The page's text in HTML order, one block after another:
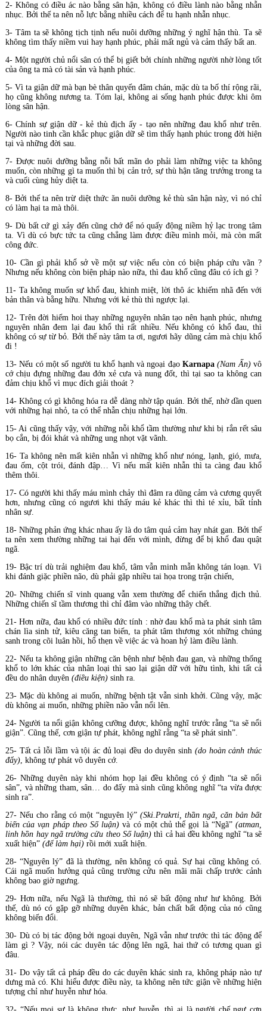
2- Không có điều ác nào bằng sân hận, không có điều lành nào bằng nhẫn
nhục. Bởi thế ta nên nỗ lực bằng nhiều cách để tu hạnh nhẫn nhục.
3- Tâm ta sẽ không tịch tịnh nếu nuôi dưỡng những ý nghĩ hận thù. Ta sẽ
không tìm thấy niềm vui hay hạnh phúc, phải mất ngủ và cảm thấy bất an.
4- Một người chủ nổi sân có thể bị giết bởi chính những người nhờ lòng tốt
của ông ta mà có tài sản và hạnh phúc.
5- Vì ta giận dữ mà bạn bè thân quyến đâm chán, mặc dù ta bố thí rộng rãi,
họ cũng không nương ta. Tóm lại, không ai sống hạnh phúc được khi ôm
lòng sân hận.
6- Chính sự giận dữ - kẻ thù địch ấy - tạo nên những đau khổ như trên.
Người nào tinh cần khắc phục giận dữ sẽ tìm thấy hạnh phúc trong đời hiện
tại và những đời sau.
7- Được nuôi dưỡng bằng nỗi bất mãn do phải làm những việc ta không
muốn, còn những gì ta muốn thì bị cản trở, sự thù hận tăng trưởng trong ta
và cuối cùng hủy diệt ta.
8- Bởi thế ta nên trừ diệt thức ăn nuôi dưỡng kẻ thù sân hận này, vì nó chỉ
có làm hại ta mà thôi.
9- Dù bất cứ gì xảy đến cũng chớ để nó quấy động niềm hỷ lạc trong tâm
ta. Vì dù có bực tức ta cũng chẳng làm được điều mình mỏi, mà còn mất
công đức.
10- Cần gì phải khổ sở về một sự việc nếu còn có biện pháp cứu vãn ?
Nhưng nếu không còn biện pháp nào nữa, thì đau khổ cũng đâu có ích gì ?
11- Ta không muốn sự khổ đau, khinh miệt, lời thô ác khiếm nhã đến với
bản thân và bằng hữu. Nhưng với kẻ thù thì ngược lại.
12- Trên đời hiếm hoi thay những nguyên nhân tạo nên hạnh phúc, nhưng
nguyên nhân đem lại đau khổ thì rất nhiều. Nếu không có khổ đau, thì
không có sự từ bỏ. Bởi thế này tâm ta ơi, ngươi hãy dũng cảm mà chịu khổ
đi !
13- Nếu có một số người tu khổ hạnh và ngoại đạo Karnapa (Nam Ấn) vô
cớ chịu đựng những đau đớn xẻ cưa và nung đốt, thì tại sao ta không can
đảm chịu khổ vì mục đích giải thoát ?
14- Không có gì không hóa ra dễ dàng nhờ tập quán. Bởi thế, nhờ dần quen
với những hại nhỏ, ta có thể nhẫn chịu những hại lớn.
15- Ai cũng thấy vậy, với những nỗi khổ tầm thường như khi bị rắn rết sâu
bọ cắn, bị đói khát và những ung nhọt vặt vãnh.
16- Ta không nên mất kiên nhẫn vì những khổ như nóng, lạnh, gió, mưa,
đau ốm, cột trói, đánh đập… Vì nếu mất kiên nhẫn thì ta càng đau khổ
thêm thôi.
17- Có người khi thấy máu mình chảy thì đâm ra dũng cảm và cương quyết
hơn, nhưng cũng có ngươi khi thấy máu kẻ khác thì thì té xỉu, bất tỉnh
nhân sự.
18- Những phản ứng khác nhau ấy là do tâm quả cảm hay nhát gan. Bởi thế
ta nên xem thường những tai hại đến với mình, đừng để bị khổ đau quật
ngã.
19- Bậc trí dù trải nghiệm đau khổ, tâm vẫn minh mẫn không tán loạn. Vì
khi đánh giặc phiền não, dù phải gặp nhiều tai họa trong trận chiến,
20- Những chiến sĩ vinh quang vẫn xem thường để chiến thắng địch thủ.
Những chiến sĩ tầm thương thì chỉ đâm vào những thây chết.
21- Hơn nữa, đau khổ có nhiều đức tính : nhờ đau khổ mà ta phát sinh tâm
chán lìa sinh tử, kiêu căng tan biến, ta phát tâm thương xót những chúng
sanh trong cõi luân hồi, hổ thẹn về việc ác và hoan hỷ làm điều lành.
22- Nếu ta không giận những căn bệnh như bệnh đau gan, và những thống
khổ to lớn khác của nhân loại thì sao lại giận dữ với hữu tình, khi tất cả
đều do nhân duyên (điều kiện) sinh ra.
23- Mặc dù không ai muốn, những bệnh tật vẫn sinh khởi. Cũng vậy, mặc
dù không ai muốn, những phiền não vẫn nổi lên.
24- Người ta nổi giận không cưỡng được, không nghĩ trước rằng “ta sẽ nổi
giận”. Cũng thế, cơn giận tự phát, không nghĩ rằng “ta sẽ phát sinh”.
25- Tất cả lỗi lầm và tội ác đủ loại đều do duyên sinh (do hoàn cảnh thúc
đẩy), không tự phát vô duyên cớ.
26- Những duyên này khi nhóm họp lại đều không có ý định “ta sẽ nổi
sân”, và những tham, sân… do đấy mà sinh cũng không nghĩ “ta vừa được
sinh ra”.
27- Nếu cho rằng có một “nguyên lý” (Ski.Prakrti, thần ngã, căn bản bất
biến của vạn pháp theo Số luận) và có một chủ thể gọi là “Ngã”(atman,
linh hồn hay ngã trường cửu theo Số luận)thì cả hai đều không nghĩ “ta sẽ
xuất hiện” (để làm hại) rồi mới xuất hiện.
28- “Nguyên lý” đã là thường, nên không có quả. Sự hại cũng không có.
Cái ngã muốn hưởng quả cũng trường cửu nên mãi mãi chấp trước cảnh
không bao giờ ngưng.
29- Hơn nữa, nếu Ngã là thường, thì nó sẽ bất động như hư không. Bởi
thế, dù nó có gặp gỡ những duyên khác, bản chất bất động của nó cũng
không biến đổi.
30- Dù có bị tác động bởi ngoại duyên, Ngã vẫn như trước thì tác động để
làm gì ? Vậy, nói các duyên tác động lên ngã, hai thứ có tương quan gì
đâu.
31- Do vậy tất cả pháp đều do các duyên khác sinh ra, không pháp nào tự
dưng mà có. Khi hiểu được điều này, ta không nên tức giận về những hiện
tượng chỉ như huyễn như hóa.